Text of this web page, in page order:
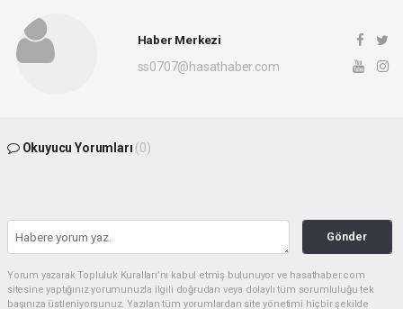
Haber Merkezi
ss0707@hasathaber.com
Okuyucu Yorumları (0)
Gönder
Yorum yazarak Topluluk Kuralları’nı kabul etmiş bulunuyor ve hasathaber.com
sitesine yaptığınız yorumunuzla ilgili doğrudan veya dolaylı tüm sorumluluğu tek
başınıza üstleniyorsunuz. Yazılan tüm yorumlardan site yönetimi hiçbir şekilde